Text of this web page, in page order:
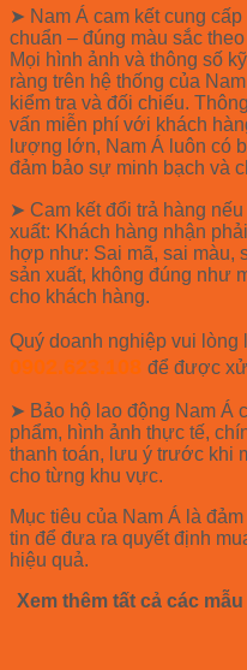
➤ Nam Á cam kết cung
chuẩn – đúng màu sắc
Mọi hình ảnh và thông số
ràng trên hệ thống của
kiểm tra và đối chiếu.
vấn miễn phí với khách
lượng lớn, Nam Á luôn có
đảm bảo sự minh bạch và
➤ Cam kết đổi trả hàng
xuất: Khách hàng nhận
hợp như: Sai mã, sai màu,
sản xuất, không đúng như
cho khách hàng.
Quý doanh nghiệp vui lòng
0902.623.108 để được
➤ Bảo hộ lao động Nam Á
phẩm, hình ảnh thực tế,
thanh toán, lưu ý trước khi
cho từng khu vực.
Mục tiêu của Nam Á là
tin để đưa ra quyết định
hiệu quả.
Xem thêm tất cả các